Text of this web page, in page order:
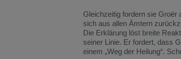
Gleichzeitig fordern sie Groër
sich aus allen Ämtern
Die Erklärung löst breite
seiner Linie. Er fordert, dass
einem „Weg der Heilung“.